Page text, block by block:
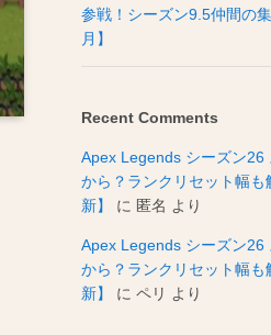
参戦！シーズン9.5仲間の
月】
Recent Comments
Apex Legends シーズン26
から？ランクリセット幅
新】
に 匿名 より
Apex Legends シーズン26
から？ランクリセット幅
新】
に ペリ より